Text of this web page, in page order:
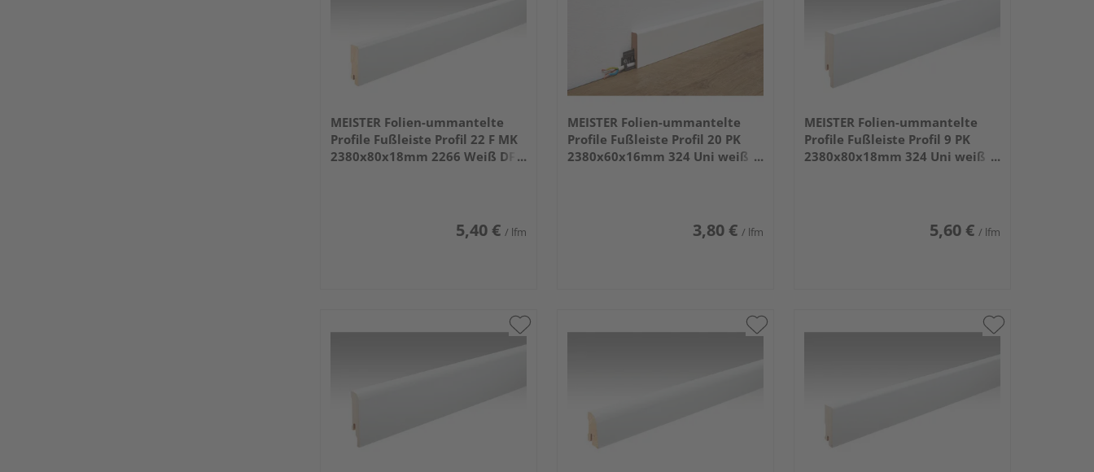
MEISTER Folien-ummantelte
Profile Fußleiste Profil 22 F MK
2380x80x18mm 2266 Weiß DF
5,40 € / lfm
MEISTER Folien-ummantelte
Profile Fußleiste Profil 20 PK
2380x60x16mm 324 Uni weiß
3,80 € / lfm
MEISTER Folien-ummantelte
Profile Fußleiste Profil 9 PK
2380x80x18mm 324 Uni weiß
5,60 € / lfm